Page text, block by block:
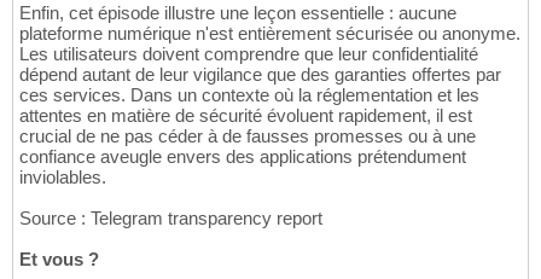
Enfin, cet épisode illustre une leçon essentielle : aucune
plateforme numérique n'est entièrement sécurisée ou anonyme.
Les utilisateurs doivent comprendre que leur confidentialité
dépend autant de leur vigilance que des garanties offertes par
ces services. Dans un contexte où la réglementation et les
attentes en matière de sécurité évoluent rapidement, il est
crucial de ne pas céder à de fausses promesses ou à une
confiance aveugle envers des applications prétendument
inviolables.
Source : Telegram transparency report
Et vous ?